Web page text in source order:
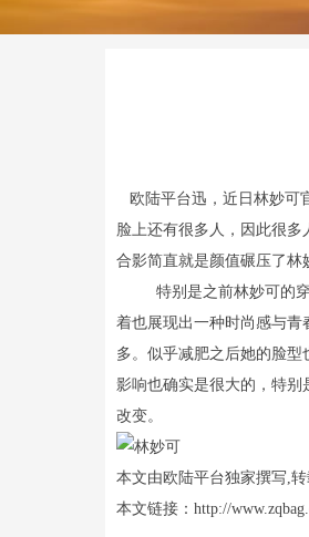
欧陆平台迅，近日林妙可
脸上还有很多人，因此很
合影简直就是颜值碾压了林
特别是之前林妙可的穿着
着也展现出一种时尚感与
多。似乎减肥之后她的脸
影响也确实是很大的，特
改变。
本文由欧陆平台独家撰写,
本文链接：http://